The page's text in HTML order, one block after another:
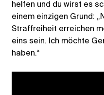
helfen und du wirst es
einem einzigen Grund:
Straffreiheit erreichen
eins sein. Ich möchte
haben.“